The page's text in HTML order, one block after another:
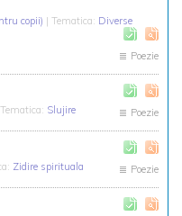
copii) | Tematica: Diverse
Poezie
Slujire Poezie
Zidire spirituala Poezie